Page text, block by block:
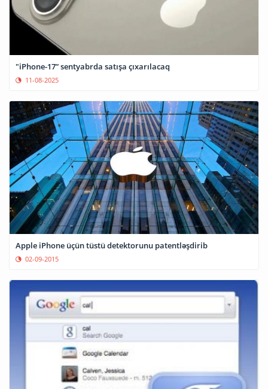
"iPhone-17” sentyabrda satışa çıxarılacaq
11-08-2025
Apple iPhone üçün tüstü detektorunu patentləşdirib
02-09-2015